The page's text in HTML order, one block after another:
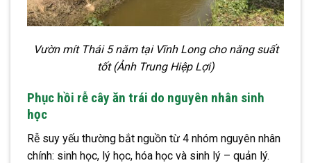
Vườn mít Thái 5 năm tại Vĩnh Long cho năng suất
tốt (Ảnh Trung Hiệp Lợi)
Phục hồi rễ cây ăn trái do nguyên nhân sinh
học
Rễ suy yếu thường bắt nguồn từ 4 nhóm nguyên nhân
chính: sinh học, lý học, hóa học và sinh lý – quản lý.